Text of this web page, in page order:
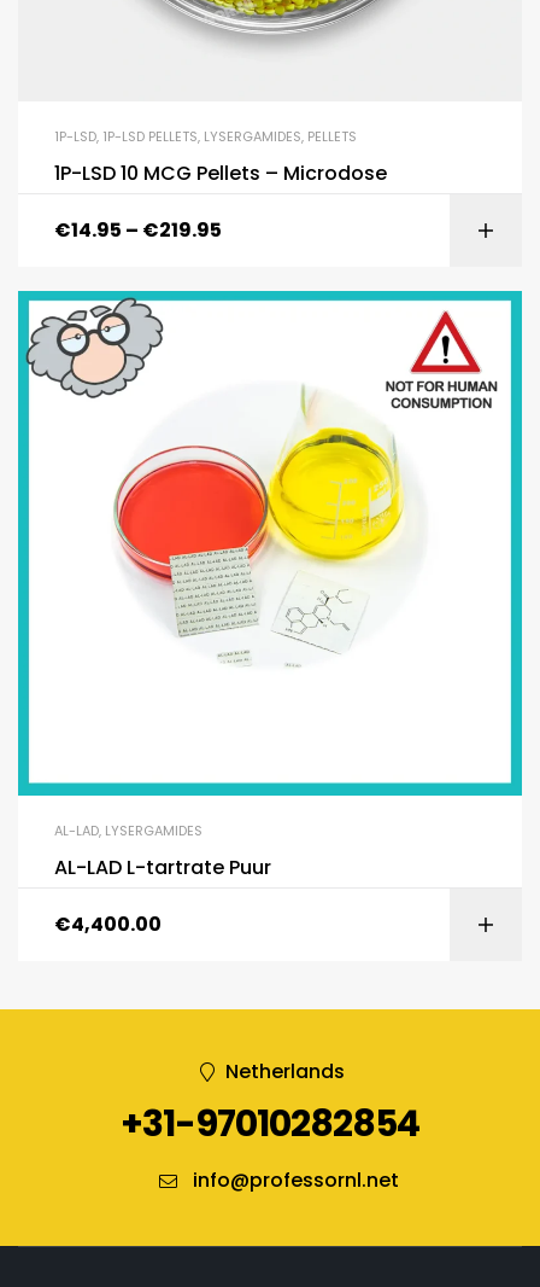
1P-LSD, 1P-LSD PELLETS, LYSERGAMIDES, PELLETS
1P-LSD 10 MCG Pellets – Microdose
€14.95 – €219.95
AL-LAD, LYSERGAMIDES
AL-LAD L-tartrate Puur
€4,400.00
Netherlands
+31-97010282854
info@professornl.net